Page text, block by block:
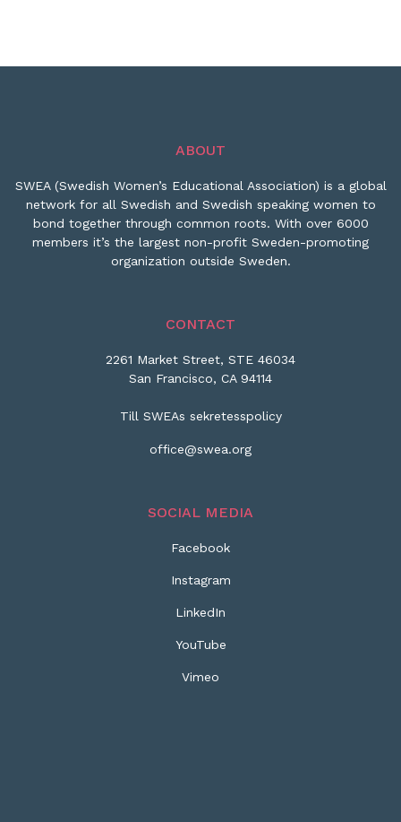
ABOUT
SWEA (Swedish Women’s Educational Association) is a global
network for all Swedish and Swedish speaking women to
bond together through common roots. With over 6000
members it’s the largest non-profit Sweden-promoting
organization outside Sweden.
CONTACT
2261 Market Street, STE 46034
San Francisco, CA 94114
Till SWEAs sekretesspolicy
office@swea.org
SOCIAL MEDIA
Facebook
Instagram
LinkedIn
YouTube
Vimeo